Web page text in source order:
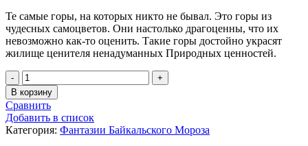
Те самые горы, на которых никто не бывал. Это горы из
чудесных самоцветов. Они настолько драгоценны, что их
невозможно как-то оценить. Такие горы достойно украсят
жилище ценителя ненадуманных Природных ценностей.
Количество
товара
Заповедные
горы
В корзину
Сравнить
Добавить в список
Категория: Фантазии Байкальского Мороза